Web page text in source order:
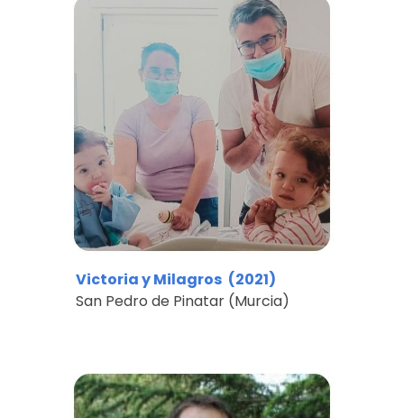
Victoria y Milagros (2021)
San Pedro de Pinatar (Murcia)